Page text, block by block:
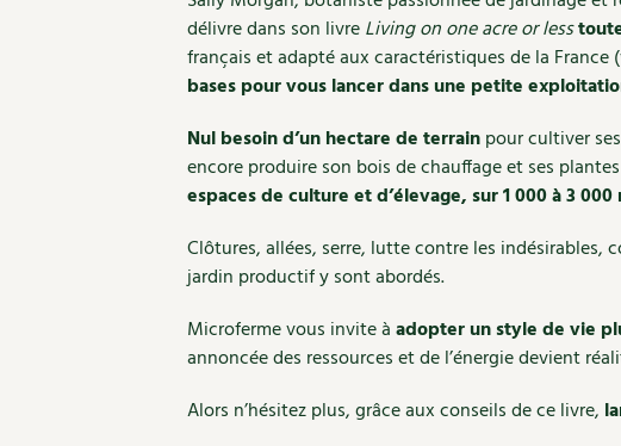
délivre dans son livreLiving on one acre or less
français et adapté aux caractéristiques de la France
bases pour vous lancer dans une petite
Nul besoin d’un hectare de terrainpour cultiver
encore produire son bois de chauffage et ses
espaces de culture et d’élevage, sur 1 000 à 3
Clôtures, allées, serre, lutte contre les
jardin productif y sont abordés.
Microferme vous invite àadopter un style de vie
annoncée des ressources et de l’énergie devient
Alors n’hésitez plus, grâce aux conseils de ce livre,